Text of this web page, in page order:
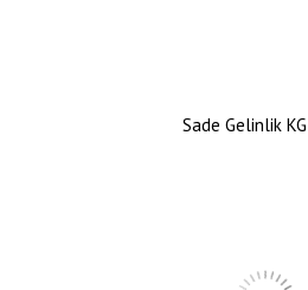
Sade Gelinlik